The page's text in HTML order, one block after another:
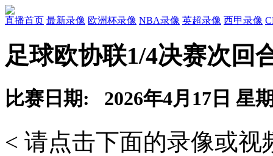
直播首页 最新录像 欧洲杯录像 NBA录像 英超录像 西甲录像
足球欧协联1/4决赛次回
比赛日期: 2026年4月17日 星
< 请点击下面的录像或